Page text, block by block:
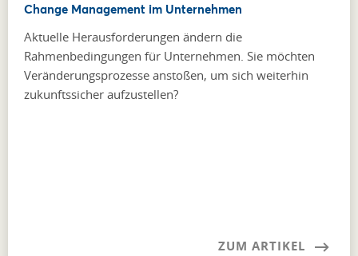
Change Management im Unternehmen
Aktuelle Herausforderungen ändern die
Rahmenbedingungen für Unternehmen. Sie möchten
Veränderungsprozesse anstoßen, um sich weiterhin
zukunftssicher aufzustellen?
ZUM ARTIKEL